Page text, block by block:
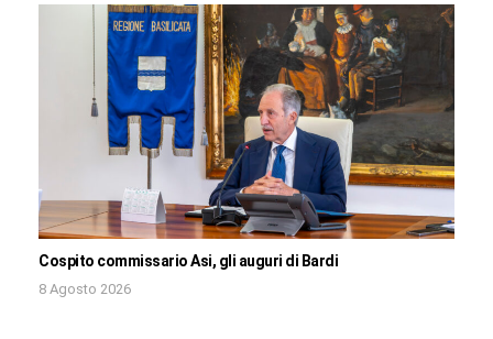
Cospito commissario Asi, gli auguri di Bardi
8 Agosto 2026